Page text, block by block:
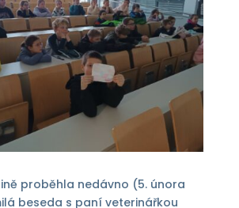
proběhla nedávno (5. února
beseda s paní veterinářkou